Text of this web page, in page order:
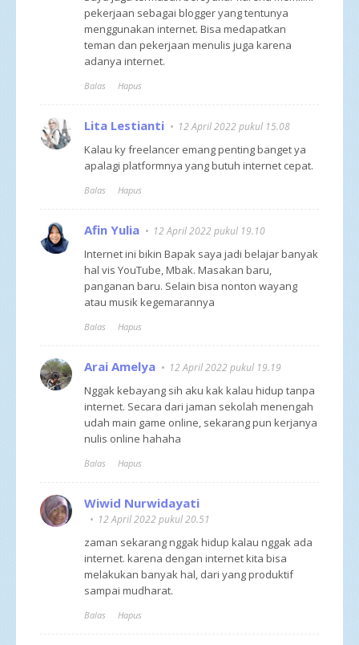
pekerjaan sebagai blogger yang tentunya
menggunakan internet. Bisa medapatkan
teman dan pekerjaan menulis juga karena
adanya internet.
Balas Hapus
Lita Lestianti 12 April 2022 pukul 15.08
Kalau ky freelancer emang penting banget ya
apalagi platformnya yang butuh internet cepat.
Balas Hapus
Afin Yulia 12 April 2022 pukul 19.10
Internet ini bikin Bapak saya jadi belajar banyak
hal vis YouTube, Mbak. Masakan baru,
panganan baru. Selain bisa nonton wayang
atau musik kegemarannya
Balas Hapus
Arai Amelya 12 April 2022 pukul 19.19
Nggak kebayang sih aku kak kalau hidup tanpa
internet. Secara dari jaman sekolah menengah
udah main game online, sekarang pun kerjanya
nulis online hahaha
Balas Hapus
Wiwid Nurwidayati
12 April 2022 pukul 20.51
zaman sekarang nggak hidup kalau nggak ada
internet. karena dengan internet kita bisa
melakukan banyak hal, dari yang produktif
sampai mudharat.
Balas Hapus